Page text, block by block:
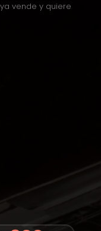
vende y quiere